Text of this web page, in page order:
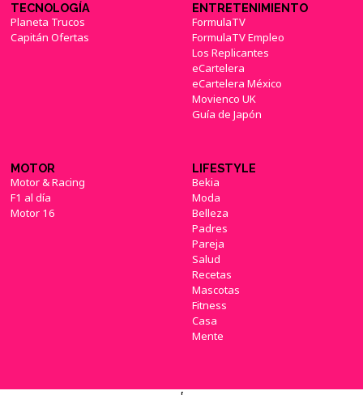
TECNOLOGÍA
Planeta Trucos
Capitán Ofertas
ENTRETENIMIENTO
FormulaTV
FormulaTV Empleo
Los Replicantes
eCartelera
eCartelera México
Movienco UK
Guía de Japón
MOTOR
Motor & Racing
F1 al día
Motor 16
LIFESTYLE
Bekia
Moda
Belleza
Padres
Pareja
Salud
Recetas
Mascotas
Fitness
Casa
Mente